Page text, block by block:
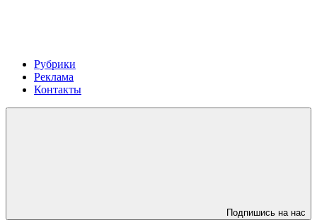
Рубрики
Реклама
Контакты
Подпишись на нас